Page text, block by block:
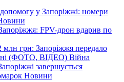
у Запоріжжі: номери
FPV-дрон вдарив по
млн грн: Запоріжжя передало
(ФОТО, ВІДЕО) Війна
завершується
Новини